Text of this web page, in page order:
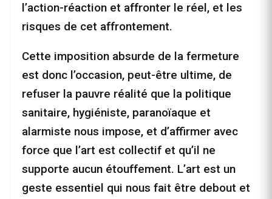
l’action-réaction et affronter le réel, et les
risques de cet affrontement.
Cette imposition absurde de la fermeture
est donc l’occasion, peut-être ultime, de
refuser la pauvre réalité que la politique
sanitaire, hygiéniste, paranoïaque et
alarmiste nous impose, et d’affirmer avec
force que l’art est collectif et qu’il ne
supporte aucun étouffement. L’art est un
geste essentiel qui nous fait être debout et